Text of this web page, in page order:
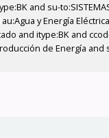
and su-
y Energía
and itype:BK and
de Energía